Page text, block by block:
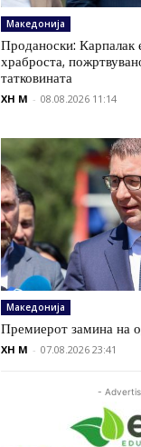
Македонија
Проданоски: Карпалак
храброста,
татковината
XH M - 08.08.2026 11:14
Македонија
Премиерот замина на
XH M - 07.08.2026 23:41
-